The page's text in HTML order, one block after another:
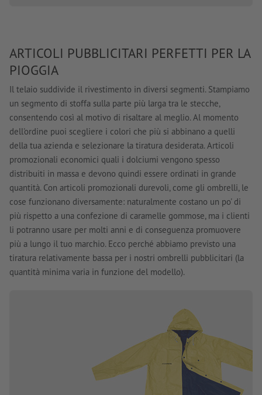
ARTICOLI PUBBLICITARI PERFETTI PER LA
PIOGGIA
Il telaio suddivide il rivestimento in diversi segmenti. Stampiamo
un segmento di stoffa sulla parte più larga tra le stecche,
consentendo così al motivo di risaltare al meglio. Al momento
dell'ordine puoi scegliere i colori che più si abbinano a quelli
della tua azienda e selezionare la tiratura desiderata. Articoli
promozionali economici quali i dolciumi vengono spesso
distribuiti in massa e devono quindi essere ordinati in grande
quantità. Con articoli promozionali durevoli, come gli ombrelli, le
cose funzionano diversamente: naturalmente costano un po' di
più rispetto a una confezione di caramelle gommose, ma i clienti
li potranno usare per molti anni e di conseguenza promuovere
più a lungo il tuo marchio. Ecco perché abbiamo previsto una
tiratura relativamente bassa per i nostri ombrelli pubblicitari (la
quantità minima varia in funzione del modello).